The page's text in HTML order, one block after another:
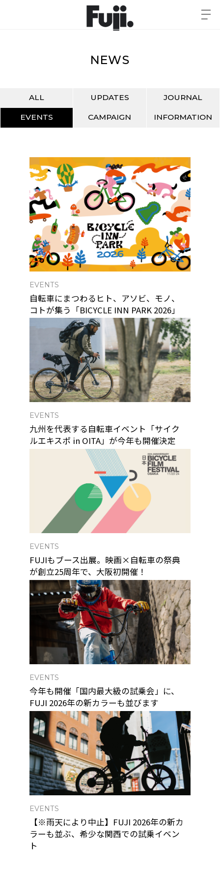
NEWS
ALL UPDATES JOURNAL
EVENTS CAMPAIGN INFORMATION
EVENTS
自転車にまつわるヒト、アソビ、モノ、
コトが集う「BICYCLE INN PARK 2026」
EVENTS
九州を代表する自転車イベント「サイク
ルエキスポ in OITA」が今年も開催決定
EVENTS
FUJIもブース出展。映画×自転車の祭典
が創立25周年で、大阪初開催！
EVENTS
今年も開催「国内最大級の試乗会」に、
FUJI 2026年の新カラーも並びます
EVENTS
【※雨天により中止】FUJI 2026年の新カ
ラーも並ぶ、希少な関西での試乗イベン
ト